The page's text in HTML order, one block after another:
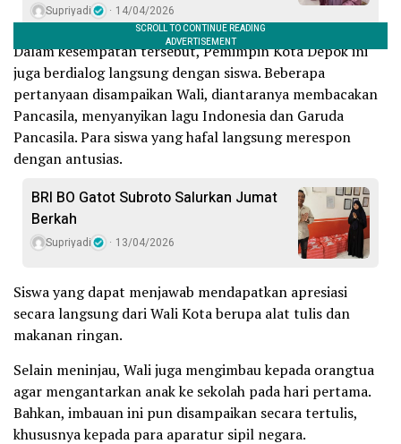
Supriyadi 14/04/2026
Dalam kesempatan tersebut, Pemimpin Kota Depok ini
juga berdialog langsung dengan siswa. Beberapa
pertanyaan disampaikan Wali, diantaranya membacakan
Pancasila, menyanyikan lagu Indonesia dan Garuda
Pancasila. Para siswa yang hafal langsung merespon
dengan antusias.
BRI BO Gatot Subroto Salurkan Jumat
Berkah
Supriyadi 13/04/2026
Siswa yang dapat menjawab mendapatkan apresiasi
secara langsung dari Wali Kota berupa alat tulis dan
makanan ringan.
Selain meninjau, Wali juga mengimbau kepada orangtua
agar mengantarkan anak ke sekolah pada hari pertama.
Bahkan, imbauan ini pun disampaikan secara tertulis,
khususnya kepada para aparatur sipil negara.